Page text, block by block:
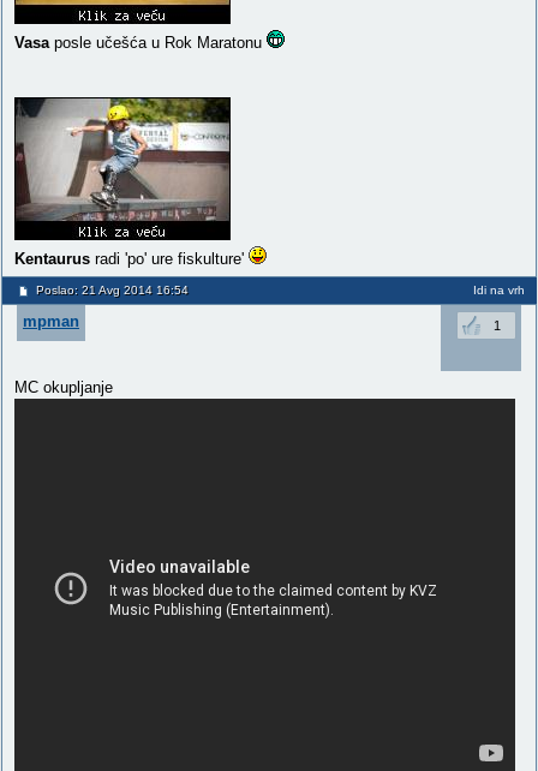
Vasaposle učešća u Rok Maratonu
Kentaurus radi 'po' ure fiskulture'
Poslao: 21 Avg 2014 16:54 Idi na vrh
mpman 1
MC okupljanje